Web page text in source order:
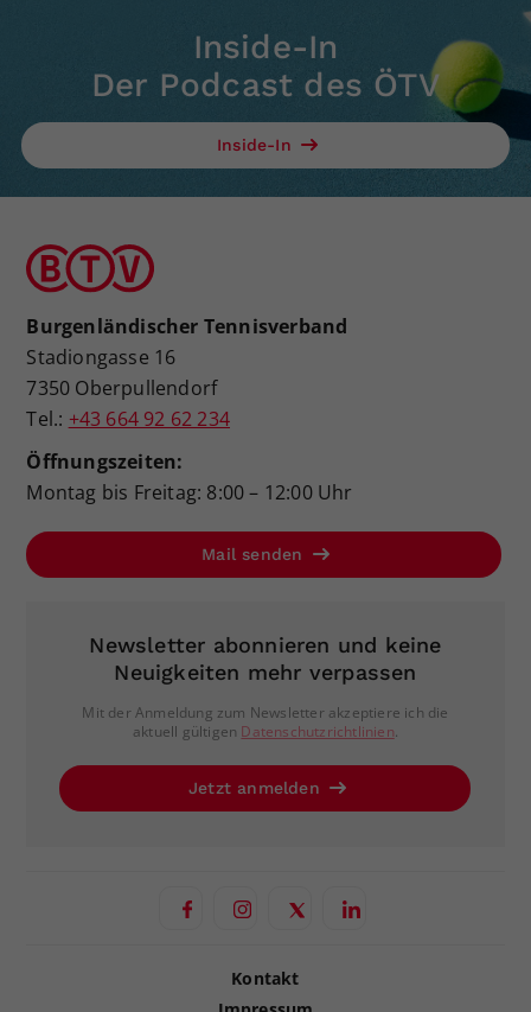
Inside-In
Der Podcast des ÖTV
Inside-In
Burgenländischer Tennisverband
Stadiongasse 16
7350 Oberpullendorf
Tel.: +43 664 92 62 234
Öffnungszeiten:
Montag bis Freitag: 8:00 – 12:00 Uhr
Mail senden
Newsletter abonnieren und keine
Neuigkeiten mehr verpassen
Mit der Anmeldung zum Newsletter akzeptiere ich die
aktuell gültigen Datenschutzrichtlinien.
Jetzt anmelden
Kontakt